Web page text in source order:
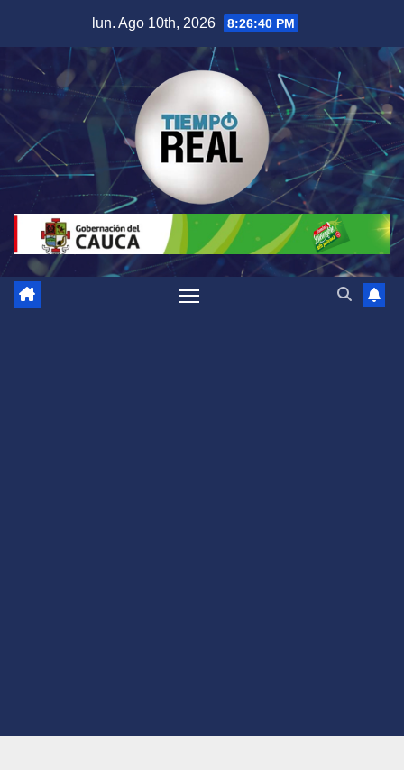
contenido
lun. Ago 10th, 2026 8:26:41 PM